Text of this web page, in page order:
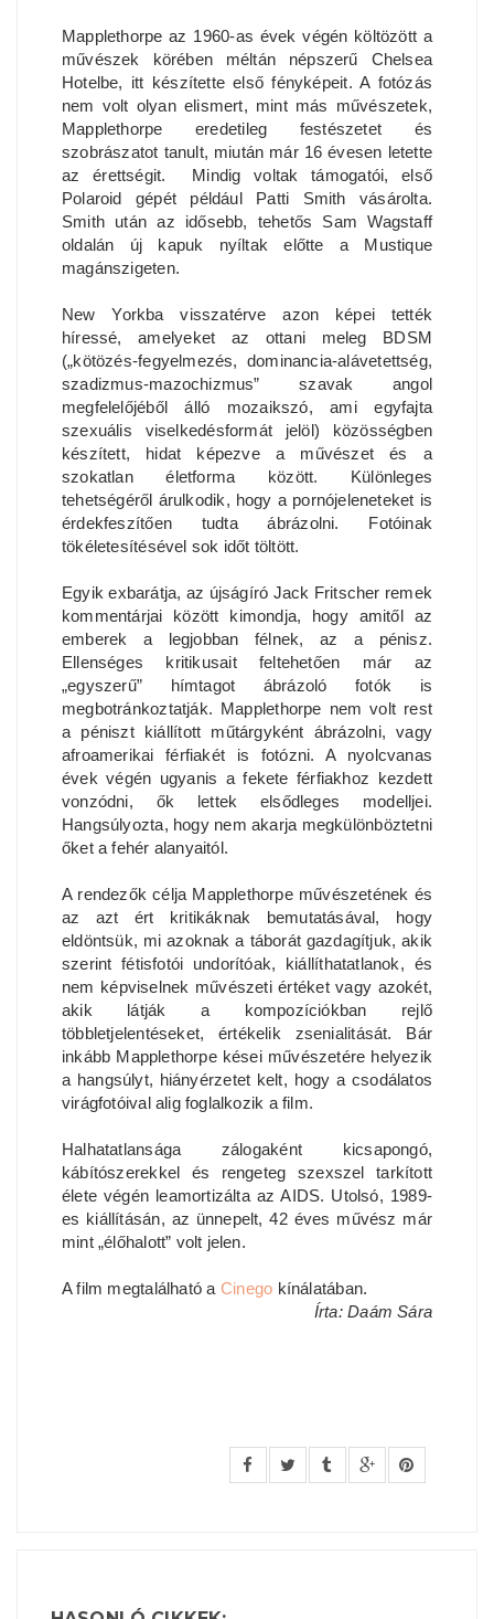
Mapplethorpe az 1960-as évek végén költözött a
művészek körében méltán népszerű Chelsea
Hotelbe, itt készítette első fényképeit. A fotózás
nem volt olyan elismert, mint más művészetek,
Mapplethorpe eredetileg festészetet és
szobrászatot tanult, miután már 16 évesen letette
az érettségit. Mindig voltak támogatói, első
Polaroid gépét például Patti Smith vásárolta.
Smith után az idősebb, tehetős Sam Wagstaff
oldalán új kapuk nyíltak előtte a Mustique
magánszigeten.
New Yorkba visszatérve azon képei tették
híressé, amelyeket az ottani meleg BDSM
(„kötözés-fegyelmezés, dominancia-alávetettség,
szadizmus-mazochizmus” szavak angol
megfelelőjéből álló mozaikszó, ami egyfajta
szexuális viselkedésformát jelöl) közösségben
készített, hidat képezve a művészet és a
szokatlan életforma között. Különleges
tehetségéről árulkodik, hogy a pornójeleneteket is
érdekfeszítően tudta ábrázolni. Fotóinak
tökéletesítésével sok időt töltött.
Egyik exbarátja, az újságíró Jack Fritscher remek
kommentárjai között kimondja, hogy amitől az
emberek a legjobban félnek, az a pénisz.
Ellenséges kritikusait feltehetően már az
„egyszerű” hímtagot ábrázoló fotók is
megbotránkoztatják. Mapplethorpe nem volt rest
a péniszt kiállított műtárgyként ábrázolni, vagy
afroamerikai férfiakét is fotózni. A nyolcvanas
évek végén ugyanis a fekete férfiakhoz kezdett
vonzódni, ők lettek elsődleges modelljei.
Hangsúlyozta, hogy nem akarja megkülönböztetni
őket a fehér alanyaitól.
A rendezők célja Mapplethorpe művészetének és
az azt ért kritikáknak bemutatásával, hogy
eldöntsük, mi azoknak a táborát gazdagítjuk, akik
szerint fétisfotói undorítóak, kiállíthatatlanok, és
nem képviselnek művészeti értéket vagy azokét,
akik látják a kompozíciókban rejlő
többletjelentéseket, értékelik zsenialitását. Bár
inkább Mapplethorpe kései művészetére helyezik
a hangsúlyt, hiányérzetet kelt, hogy a csodálatos
virágfotóival alig foglalkozik a film.
Halhatatlansága zálogaként kicsapongó,
kábítószerekkel és rengeteg szexszel tarkított
élete végén leamortizálta az AIDS. Utolsó, 1989-
es kiállításán, az ünnepelt, 42 éves művész már
mint „élőhalott” volt jelen.
A film megtalálható a Cinego kínálatában.
Írta: Daám Sára